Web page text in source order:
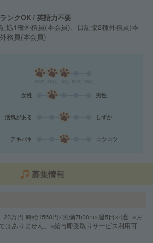
ンクOK / 英語力不要
協1種外務員(本会員)、日証協2種外務員(本
務員(本会員)
女性 男性
活気がある しずか
テキパキ コツコツ
募集情報
万円 時給1560円×実働7h30m×週5日×4週 ※月
はありません。※給与即受取りサービス利用可